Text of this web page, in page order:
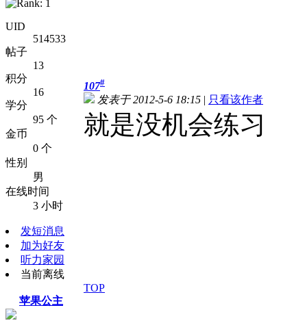
UID
514533
帖子
13
积分
16
学分
95 个
金币
0 个
性别
男
在线时间
3 小时
发短消息
加为好友
听力家园
当前离线
107#
发表于 2012-5-6 18:15 | 只看该作者
就是没机会练习
TOP
苹果公主